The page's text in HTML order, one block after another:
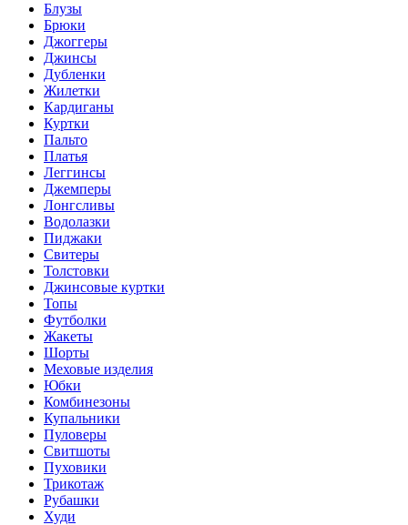
Блузы
Брюки
Джоггеры
Джинсы
Дубленки
Жилетки
Кардиганы
Куртки
Пальто
Платья
Леггинсы
Джемперы
Лонгсливы
Водолазки
Пиджаки
Свитеры
Толстовки
Джинсовые куртки
Топы
Футболки
Жакеты
Шорты
Меховые изделия
Юбки
Комбинезоны
Купальники
Пуловеры
Свитшоты
Пуховики
Трикотаж
Рубашки
Худи